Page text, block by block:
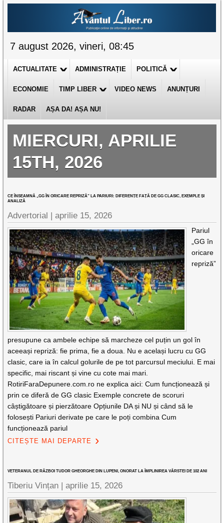
7 august 2026, vineri, 08:45
ACTUALITATE ADMINISTRAȚIE POLITICĂ
ECONOMIE TIMP LIBER VIDEO NEWS ANUNȚURI
RADAR AȘA DA! AȘA NU!
MIERCURI, APRILIE
15TH, 2026
CE ÎNSEAMNĂ „GG ÎN ORICARE REPRIZĂ” LA PARIURI: DIFERENȚE FAȚĂ DE GG CLASIC, EXEMPLE ȘI
ANALIZĂ
Advertorial |aprilie 15, 2026
Pariul
„GG în
oricare
repriză”
presupune ca ambele echipe să marcheze cel puțin un gol în
aceeași repriză: fie prima, fie a doua. Nu e același lucru cu GG
clasic, care ia în calcul golurile de pe tot parcursul meciului. E mai
specific, mai riscant și vine cu cote mai mari.
RotiriFaraDepunere.com.ro ne explica aici: Cum funcționează și
prin ce diferă de GG clasic Exemple concrete de scoruri
câștigătoare și pierzătoare Opțiunile DA și NU și când să le
folosești Pariuri derivate pe care le poți combina Cum
funcționează pariul
CITEȘTE MAI DEPARTE
VETERANUL DE RĂZBOI TUDOR GHEORGHE DIN LUPENI, ONORAT LA ÎMPLINIREA VÂRSTEI DE 102 ANI
Tiberiu Vințan |aprilie 15, 2026